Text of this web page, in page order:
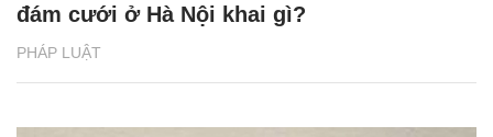
PHÁP LUẬT
đám cưới ở Hà Nội khai gì?